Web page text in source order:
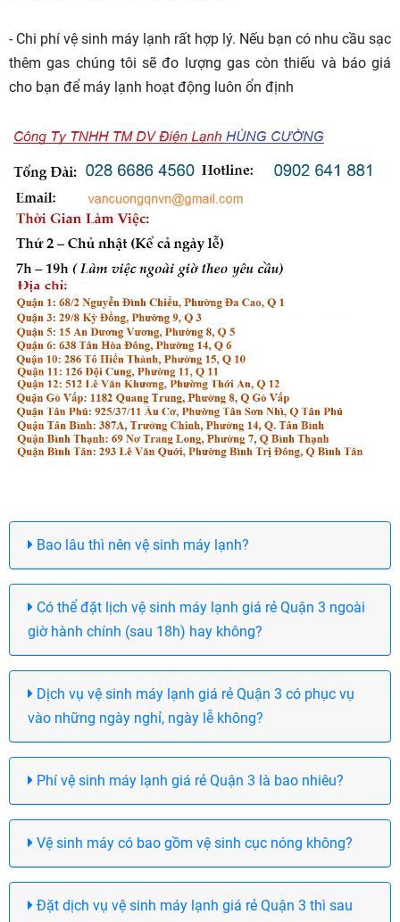
- Chi phí vệ sinh máy lạnh rất hợp lý. Nếu bạn có nhu cầu sạc
thêm gas chúng tôi sẽ đo lượng gas còn thiếu và báo giá
cho bạn để máy lạnh hoạt động luôn ổn định
Bao lâu thì nên vệ sinh máy lạnh?
Có thể đặt lịch vệ sinh máy lạnh giá rẻ Quận 3 ngoài
giờ hành chính (sau 18h) hay không?
Dịch vụ vệ sinh máy lạnh giá rẻ Quận 3 có phục vụ
vào những ngày nghỉ, ngày lễ không?
Phí vệ sinh máy lạnh giá rẻ Quận 3 là bao nhiêu?
Vệ sinh máy có bao gồm vệ sinh cục nóng không?
Đặt dịch vụ vệ sinh máy lạnh giá rẻ Quận 3 thì sau